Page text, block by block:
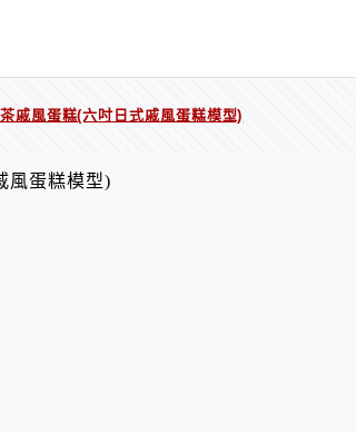
戚風蛋糕(六吋日式戚風蛋糕模型)
風蛋糕模型)